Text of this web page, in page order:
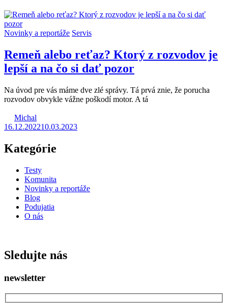
Novinky a reportáže Servis
Remeň alebo reťaz? Ktorý z rozvodov je
lepší a na čo si dať pozor
Na úvod pre vás máme dve zlé správy. Tá prvá znie, že porucha
rozvodov obvykle vážne poškodí motor. A tá
Michal
16.12.202210.03.2023
Kategórie
Testy
Komunita
Novinky a reportáže
Blog
Podujatia
O nás
Sledujte nás
newsletter